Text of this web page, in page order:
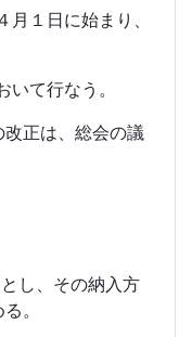
１日に始まり、
て行なう。
正は、総会の議
し、その納入方
。